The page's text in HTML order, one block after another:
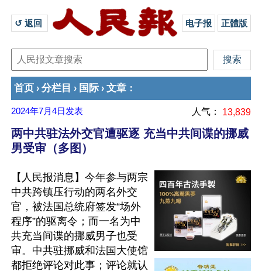
↺ 返回 电子报 正體版
首页 › 分栏目 › 国际 › 文章 ：
2024年7月4日 发表 人气： 13,839
两中共驻法外交官遭驱逐 充当中共间谍的挪威
男受审（多图）
【人民报消息】今年参与两宗
中共跨镇压行动的两名外交
官，被法国总统府签发“场外
程序”的驱离令；而一名为中
共充当间谍的挪威男子也受
审。中共驻挪威和法国大使馆
都拒绝评论对此事；评论就认